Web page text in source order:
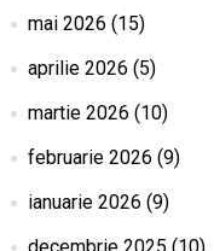
mai 2026 (15)
aprilie 2026 (5)
martie 2026 (10)
februarie 2026 (9)
ianuarie 2026 (9)